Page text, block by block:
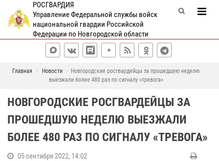
РОСГВАРДИЯ
Управление Федеральной службы войск
национальной гвардии Российской
Федерации по Новгородской области
Главная Новости
Новгородские росгвардейцы за прошедшую неделю
выезжали более 480 раз по сигналу «тревога»
НОВГОРОДСКИЕ РОСГВАРДЕЙЦЫ ЗА
ПРОШЕДШУЮ НЕДЕЛЮ ВЫЕЗЖАЛИ
БОЛЕЕ 480 РАЗ ПО СИГНАЛУ «ТРЕВОГА»
05 сентября 2022, 14:02